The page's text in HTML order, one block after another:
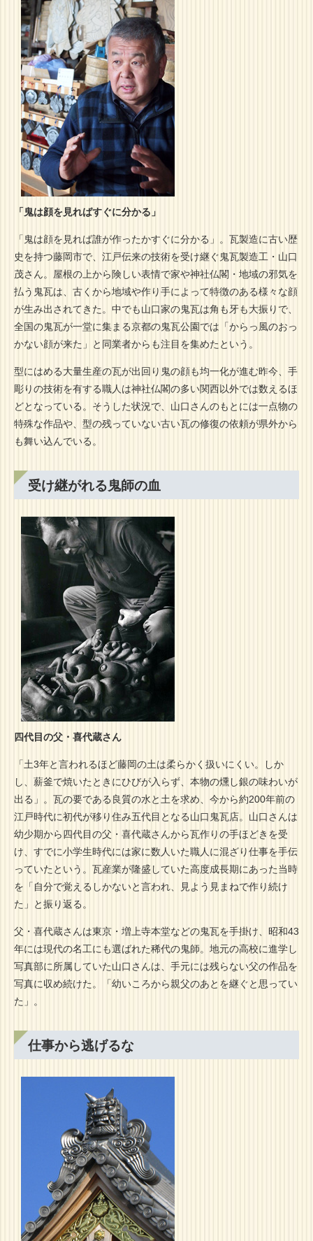
「鬼は顔を見ればすぐに分かる」
「鬼は顔を見れば誰が作ったかすぐに分かる」。瓦製造に古い歴
史を持つ藤岡市で、江戸伝来の技術を受け継ぐ鬼瓦製造工・山口
茂さん。屋根の上から険しい表情で家や神社仏閣・地域の邪気を
払う鬼瓦は、古くから地域や作り手によって特徴のある様々な顔
が生み出されてきた。中でも山口家の鬼瓦は角も牙も大振りで、
全国の鬼瓦が一堂に集まる京都の鬼瓦公園では「からっ風のおっ
かない顔が来た」と同業者からも注目を集めたという。
型にはめる大量生産の瓦が出回り鬼の顔も均一化が進む昨今、手
彫りの技術を有する職人は神社仏閣の多い関西以外では数えるほ
どとなっている。そうした状況で、山口さんのもとには一点物の
特殊な作品や、型の残っていない古い瓦の修復の依頼が県外から
も舞い込んでいる。
受け継がれる鬼師の血
四代目の父・喜代蔵さん
「土3年と言われるほど藤岡の土は柔らかく扱いにくい。しか
し、薪釜で焼いたときにひびが入らず、本物の燻し銀の味わいが
出る」。瓦の要である良質の水と土を求め、今から約200年前の
江戸時代に初代が移り住み五代目となる山口鬼瓦店。山口さんは
幼少期から四代目の父・喜代蔵さんから瓦作りの手ほどきを受
け、すでに小学生時代には家に数人いた職人に混ざり仕事を手伝
っていたという。瓦産業が隆盛していた高度成長期にあった当時
を「自分で覚えるしかないと言われ、見よう見まねで作り続け
た」と振り返る。
父・喜代蔵さんは東京・増上寺本堂などの鬼瓦を手掛け、昭和43
年には現代の名工にも選ばれた稀代の鬼師。地元の高校に進学し
写真部に所属していた山口さんは、手元には残らない父の作品を
写真に収め続けた。「幼いころから親父のあとを継ぐと思ってい
た」。
仕事から逃げるな